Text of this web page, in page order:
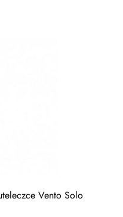
Vento Solo